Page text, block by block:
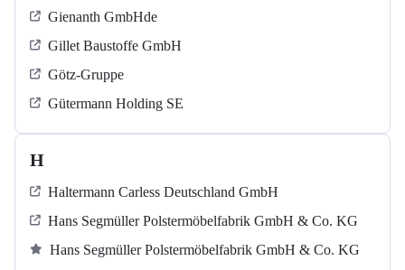
Gienanth GmbHde
Gillet Baustoffe GmbH
Götz-Gruppe
Gütermann Holding SE
H
Haltermann Carless Deutschland GmbH
Hans Segmüller Polstermöbelfabrik GmbH & Co. KG
Hans Segmüller Polstermöbelfabrik GmbH & Co. KG